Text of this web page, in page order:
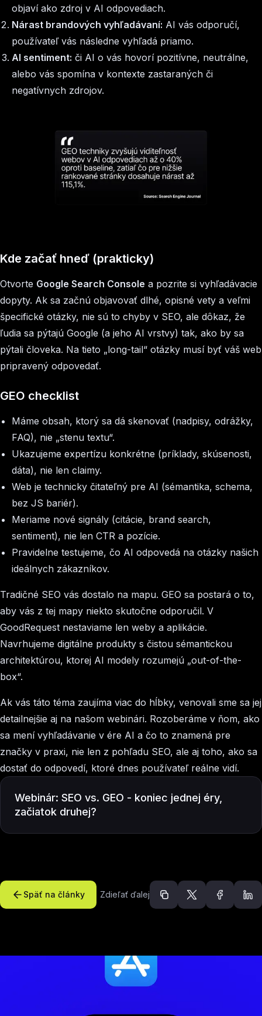
objaví ako zdroj v AI odpovediach.
Nárast brandových vyhľadávaní: AI vás odporučí,
používateľ vás následne vyhľadá priamo.
AI sentiment: či AI o vás hovorí pozitívne, neutrálne,
alebo vás spomína v kontexte zastaraných či
negatívnych zdrojov.
Kde začať hneď (prakticky)
Otvorte Google Search Console a pozrite si vyhľadávacie
dopyty. Ak sa začnú objavovať dlhé, opisné vety a veľmi
špecifické otázky, nie sú to chyby v SEO, ale dôkaz, že
ľudia sa pýtajú Google (a jeho AI vrstvy) tak, ako by sa
pýtali človeka. Na tieto „long-tail“ otázky musí byť váš web
pripravený odpovedať.
GEO checklist
Máme obsah, ktorý sa dá skenovať (nadpisy, odrážky,
FAQ), nie „stenu textu“.
Ukazujeme expertízu konkrétne (príklady, skúsenosti,
dáta), nie len claimy.
Web je technicky čitateľný pre AI (sémantika, schema,
bez JS bariér).
Meriame nové signály (citácie, brand search,
sentiment), nie len CTR a pozície.
Pravidelne testujeme, čo AI odpovedá na otázky našich
ideálnych zákazníkov.
Tradičné SEO vás dostalo na mapu. GEO sa postará o to,
aby vás z tej mapy niekto skutočne odporučil. V
GoodRequest nestaviame len weby a aplikácie.
Navrhujeme digitálne produkty s čistou sémantickou
architektúrou, ktorej AI modely rozumejú „out-of-the-
box“.
Ak vás táto téma zaujíma viac do hĺbky, venovali sme sa jej
detailnejšie aj na našom webinári. Rozoberáme v ňom, ako
sa mení vyhľadávanie v ére AI a čo to znamená pre
značky v praxi, nie len z pohľadu SEO, ale aj toho, ako sa
dostať do odpovedí, ktoré dnes používateľ reálne vidí.
Webinár: SEO vs. GEO - koniec jednej éry,
začiatok druhej?
Späť na články Zdieľať ďalej
Odporúčané články